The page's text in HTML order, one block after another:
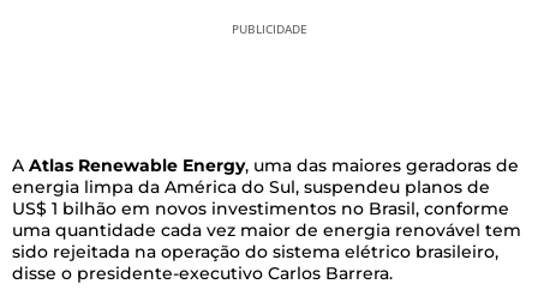
PUBLICIDADE
A Atlas Renewable Energy, uma das maiores geradoras de
energia limpa da América do Sul, suspendeu planos de
US$ 1 bilhão em novos investimentos no Brasil, conforme
uma quantidade cada vez maior de energia renovável tem
sido rejeitada na operação do sistema elétrico brasileiro,
disse o presidente-executivo Carlos Barrera.